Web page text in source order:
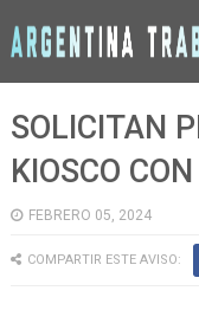
SOLICITAN
KIOSCO
FEBRERO 05, 2024
COMPARTIR ESTE AVISO: